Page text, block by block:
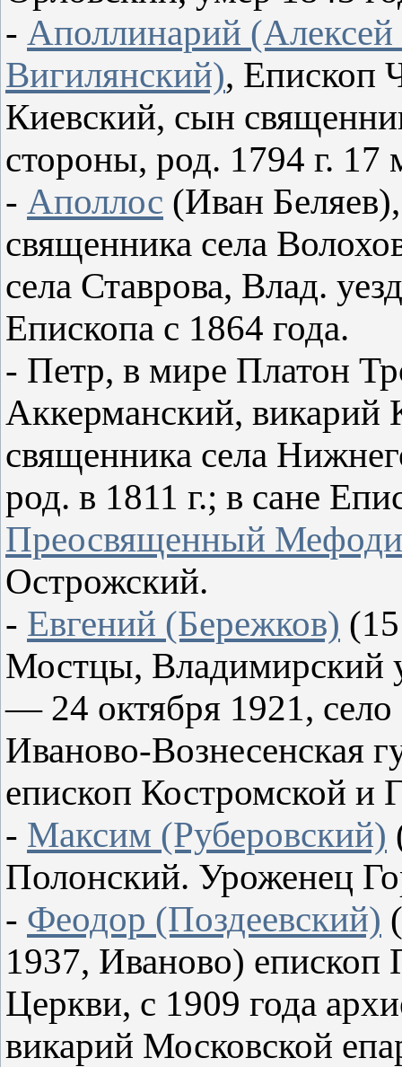
- Аполлинарий
Вигилянский), Епископ
Киевский, сын
стороны, род. 1794 г. 17
- Аполлос (Иван
священника села
села Ставрова, Влад.
Епископа с 1864 года.
- Петр, в мире Платон
Аккерманский,
священника села
род. в 1811 г.; в сане
Преосвященный
Острожский.
- Евгений (Бережков)
Мостцы, Владимирский
— 24 октября 1921,
Иваново-Вознесенская
епископ Костромской и
- Максим (Руберовский)
Полонский. Уроженец
- Феодор (Поздеевский)
1937, Иваново) епископ
Церкви, с 1909 года
викарий Московской